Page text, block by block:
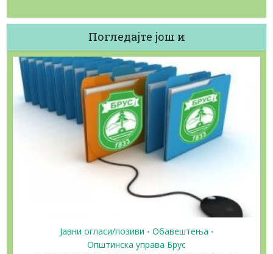
Погледајте још и
Јавни огласи/позиви • Обавештења •
Општинска управа Брус